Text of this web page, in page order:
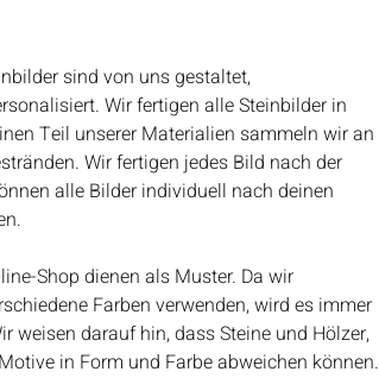
sind von uns gestaltet,
Wir fertigen alle Steinbilder in
Teil unserer Materialien sammeln wir an
Wir fertigen jedes Bild nach der
alle Bilder individuell nach deinen
Shop dienen als Muster. Da wir
Farben verwenden, wird es immer
weisen darauf hin, dass Steine und Hölzer,
in Form und Farbe abweichen können.